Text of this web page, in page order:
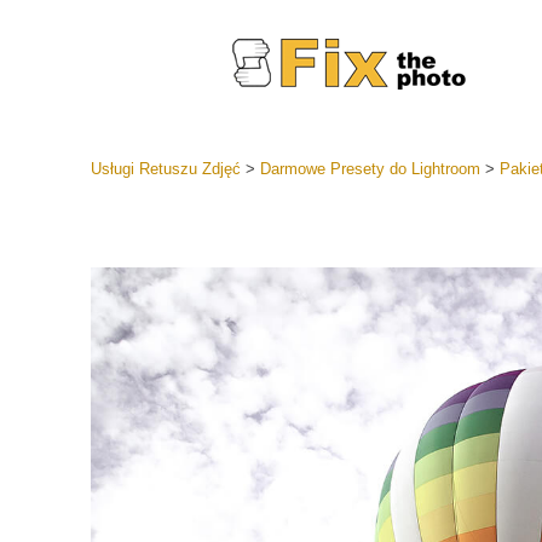
Usługi
Kolekcja
Usługi Retuszu Zdjęć > Darmowe Presety do Lightroom >